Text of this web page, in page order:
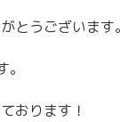
とうございます
おります！